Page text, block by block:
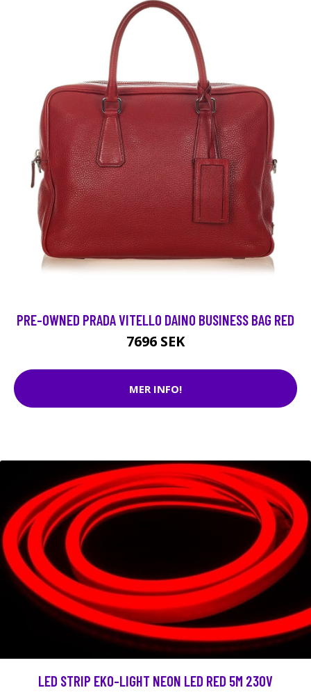
PRE-OWNED PRADA VITELLO DAINO BUSINESS BAG RED
7696 SEK
MER INFO!
LED STRIP EKO-LIGHT NEON LED RED 5M 230V